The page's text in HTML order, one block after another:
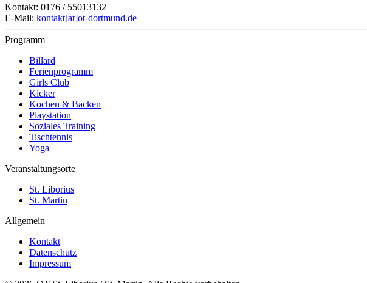
Kontakt: 0176 / 55013132
E-Mail: kontakt[at]ot-dortmund.de
Programm
Billard
Ferienprogramm
Girls Club
Kicker
Kochen & Backen
Playstation
Soziales Training
Tischtennis
Yoga
Veranstaltungsorte
St. Liborius
St. Martin
Allgemein
Kontakt
Datenschutz
Impressum